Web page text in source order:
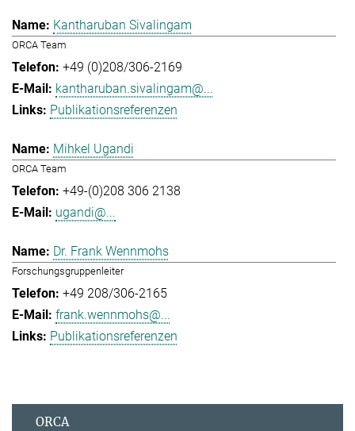
Kantharuban Sivalingam
ORCA Team
+49 (0)208/306-2169
kantharuban.sivalingam@...
Publikationsreferenzen
Mihkel Ugandi
ORCA Team
+49-(0)208 306 2138
ugandi@...
Dr. Frank Wennmohs
Forschungsgruppenleiter
+49 208/306-2165
frank.wennmohs@...
Publikationsreferenzen
ORCA